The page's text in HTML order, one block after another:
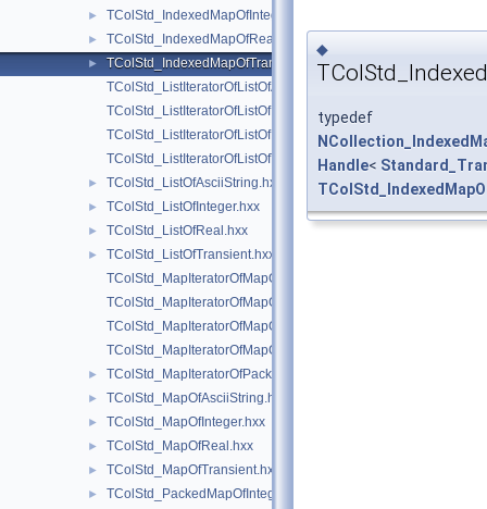
► TColStd_IndexedMapOfInteger.hxx
► TColStd_IndexedMapOfReal.hxx
►
TColStd_IndexedMapOfTransient.hxx
TColStd_ListIteratorOfListOfAsciiString.hxx
TColStd_ListIteratorOfListOfInteger.hxx
TColStd_ListIteratorOfListOfReal.hxx
TColStd_ListIteratorOfListOfTransient.hxx
► TColStd_ListOfAsciiString.hxx
► TColStd_ListOfInteger.hxx
► TColStd_ListOfReal.hxx
►
TColStd_ListOfTransient.hxx
TColStd_MapIteratorOfMapOfAsciiString.hxx
TColStd_MapIteratorOfMapOfInteger.hxx
TColStd_MapIteratorOfMapOfReal.hxx
TColStd_MapIteratorOfMapOfTransient.hxx
► TColStd_MapIteratorOfPackedMapOfInteger.hxx
► TColStd_MapOfAsciiString.hxx
► TColStd_MapOfInteger.hxx
► TColStd_MapOfReal.hxx
► TColStd_MapOfTransient.hxx
► TColStd_PackedMapOfInteger.hxx
◆
typedef
Handle<